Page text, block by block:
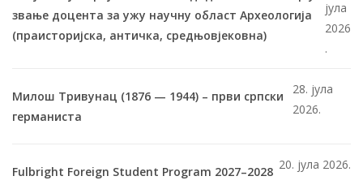
звање доцента за ужу научну област Археологија
(праисторијска, античка, средњовјековна)
јула
2026
.
Милош Тривунац (1876 — 1944) – први српски
германиста
28. јула
2026.
Fulbright Foreign Student Program 2027–2028 20. јула 2026.